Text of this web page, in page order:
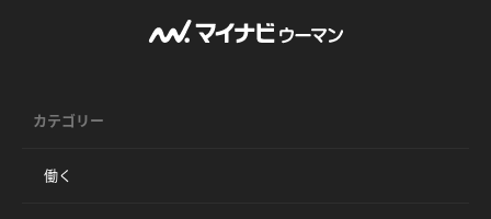
カテゴリー
働く